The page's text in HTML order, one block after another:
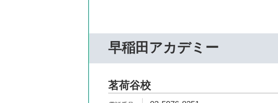
早稲田アカデミー
茗荷谷校